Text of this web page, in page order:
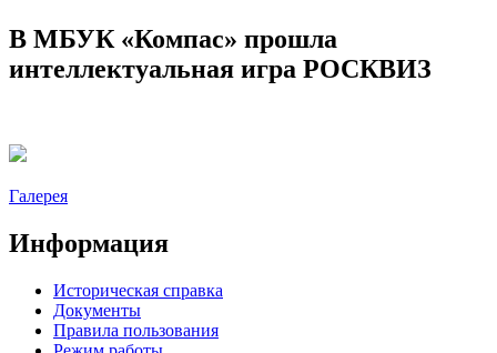
В МБУК «Компас» прошла
интеллектуальная игра РОСКВИЗ
Галерея
Информация
Историческая справка
Документы
Правила пользования